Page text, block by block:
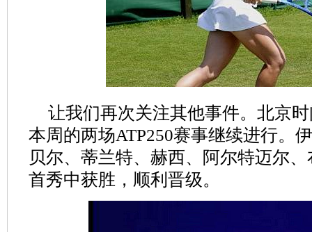
让我们再次关注其他事件。北京
本周的两场ATP250赛事继续进行。
贝尔、蒂兰特、赫西、阿尔特迈尔
首秀中获胜，顺利晋级。